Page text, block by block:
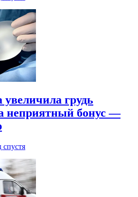
грудь
неприятный бонус —
спустя